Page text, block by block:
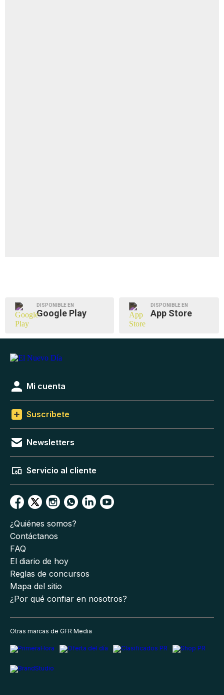
DISPONIBLE EN
Google Play
DISPONIBLE EN
App Store
Mi cuenta
Suscríbete
Newsletters
Servicio al cliente
¿Quiénes somos?
Contáctanos
FAQ
El diario de hoy
Reglas de concursos
Mapa del sitio
¿Por qué confiar en nosotros?
Otras marcas de GFR Media